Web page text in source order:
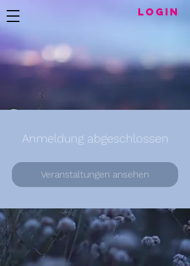
LogIN
Anmeldung abgeschlossen
Veranstaltungen ansehen